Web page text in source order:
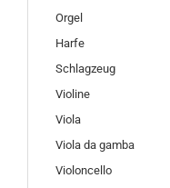
Orgel
Harfe
Schlagzeug
Violine
Viola
Viola da gamba
Violoncello